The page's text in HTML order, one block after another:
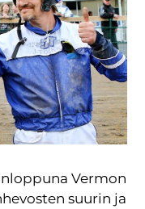
Vermon
suurin ja